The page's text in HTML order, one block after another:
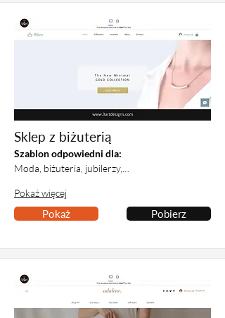
Sklep z biżuterią
Szablon odpowiedni dla:
Moda, biżuteria, jubilerzy,…
Pokaż więcej
Pokaż Pobierz